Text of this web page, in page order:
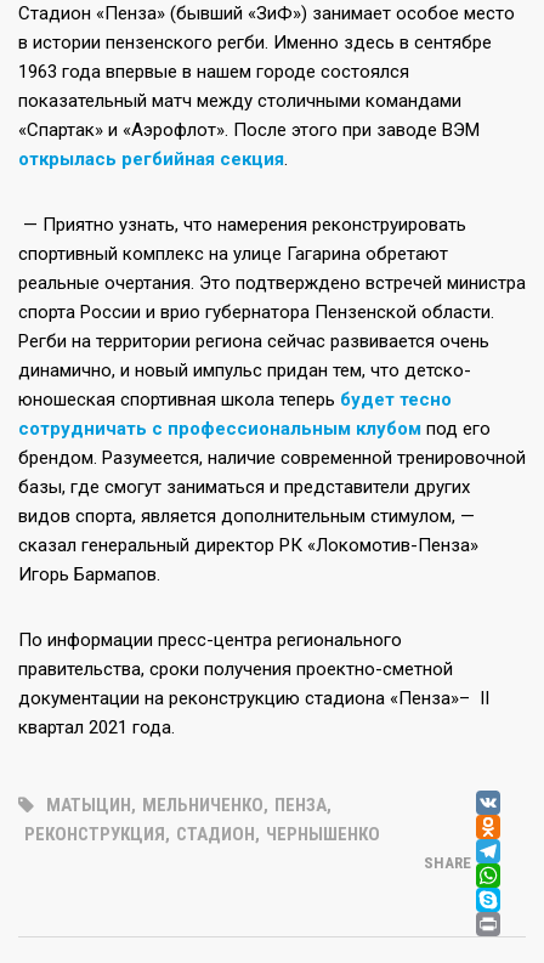
Стадион «Пенза» (бывший «ЗиФ») занимает особое место
в истории пензенского регби. Именно здесь в сентябре
1963 года впервые в нашем городе состоялся
показательный матч между столичными командами
«Спартак» и «Аэрофлот». После этого при заводе ВЭМ
открылась регбийная секция.
— Приятно узнать, что намерения реконструировать
спортивный комплекс на улице Гагарина обретают
реальные очертания. Это подтверждено встречей министра
спорта России и врио губернатора Пензенской области.
Регби на территории региона сейчас развивается очень
динамично, и новый импульс придан тем, что детско-
юношеская спортивная школа теперь будет тесно
сотрудничать с профессиональным клубом под его
брендом. Разумеется, наличие современной тренировочной
базы, где смогут заниматься и представители других
видов спорта, является дополнительным стимулом, —
сказал генеральный директор РК «Локомотив-Пенза»
Игорь Бармапов.
По информации пресс-центра регионального
правительства, сроки получения проектно-сметной
документации на реконструкцию стадиона «Пенза»– II
квартал 2021 года.
МАТЫЦИН, МЕЛЬНИЧЕНКО, ПЕНЗА,
РЕКОНСТРУКЦИЯ, СТАДИОН, ЧЕРНЫШЕНКО
SHARE